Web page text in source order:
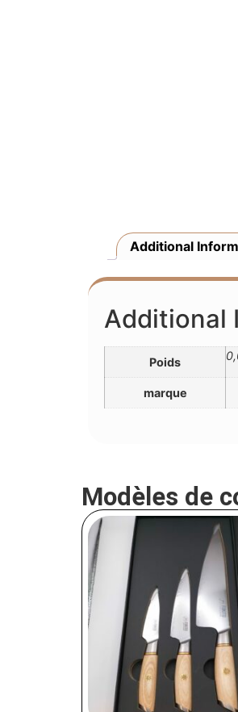
Additional
Additional
Poids
marque
Modèles de